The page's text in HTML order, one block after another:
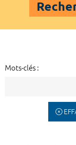
Mots-clés :